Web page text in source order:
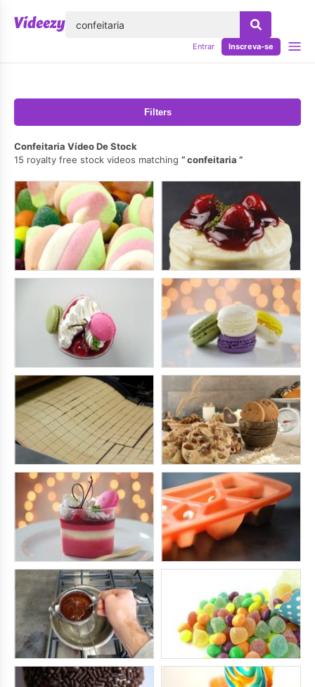
Entrar Inscreva-se
Filters
Confeitaria Vídeo De Stock
15 royalty free stock videos matching
confeitaria